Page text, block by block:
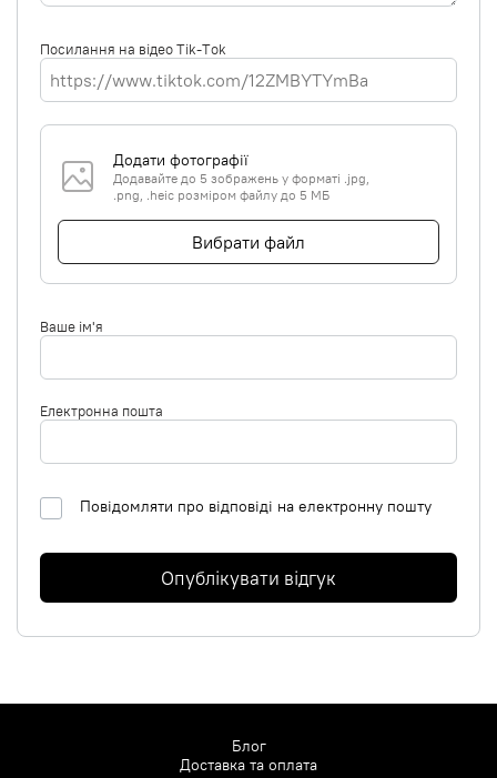
Посилання на відео Tik-Tok
Додати фотографії
Додавайте до 5 зображень у форматі .jpg,
.png, .heic розміром файлу до 5 МБ
Вибрати файл
Ваше ім'я
Електронна пошта
Повідомляти про відповіді на електронну пошту
Опублікувати відгук
Блог
Доставка та оплата